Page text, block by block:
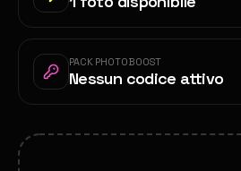
PACK PHOTOBOOST
Nessun codice attivo